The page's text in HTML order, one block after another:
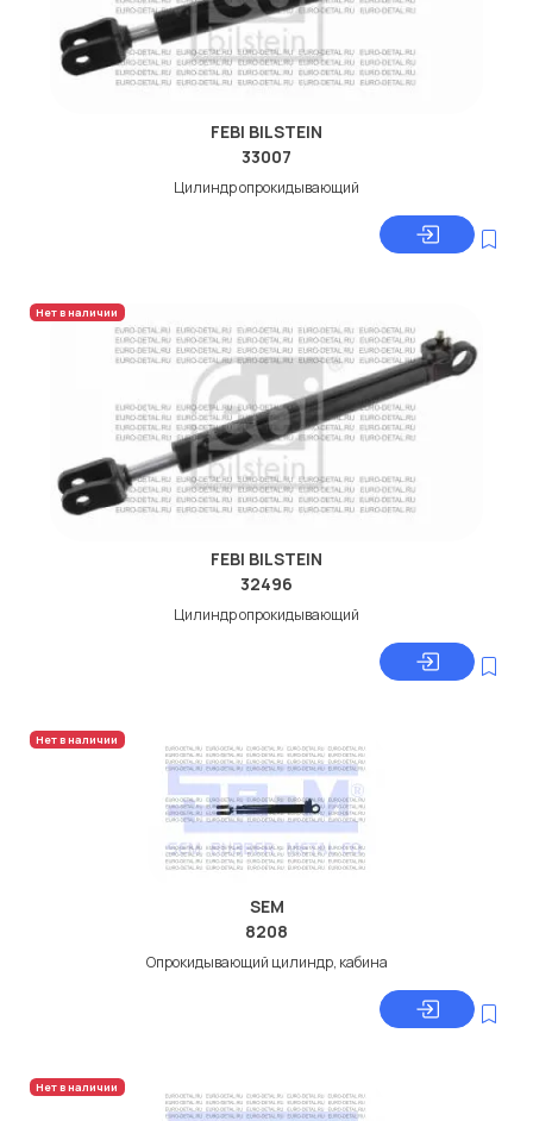
FEBI BILSTEIN
33007
Цилиндр опрокидывающий
Нет в наличии
FEBI BILSTEIN
32496
Цилиндр опрокидывающий
Нет в наличии
SEM
8208
Опрокидывающий цилиндр, кабина
Нет в наличии